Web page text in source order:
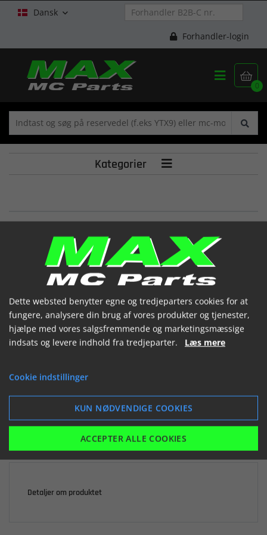
Dansk 
Forhandler-login

0

Kategorier 
CORONA Z.60 1/2.5/16 ALP 125 '06
(1289666 000)


1.059,00 kr.
LÆG I KURV
Detaljer om produktet
Dette websted benytter egne og tredjeparters cookies for at
fungere, analysere din brug af vores produkter og tjenester,
hjælpe med vores salgsfremmende og marketingsmæssige
indsats og levere indhold fra tredjeparter. Læs mere
Cookie indstillinger
KUN NØDVENDIGE COOKIES
ACCEPTER ALLE COOKIES